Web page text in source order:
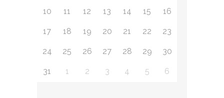
10 11 12 13 14 15 16
17 18 19 20 21 22 23
24 25 26 27 28 29 30
31 1 2 3 4 5 6